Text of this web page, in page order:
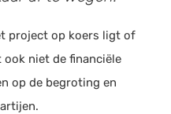
project op koers ligt of
niet de financiële
op de begroting en